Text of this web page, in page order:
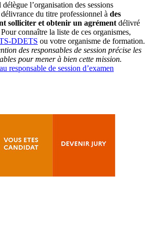
l’organisation des sessions
du titre professionnel à des
solliciter et obtenir un agrément délivré
connaître la liste de ces organismes,
DDETS ou votre organisme de formation.
des responsables de session précise les
pour mener à bien cette mission.
responsable de session d’examen